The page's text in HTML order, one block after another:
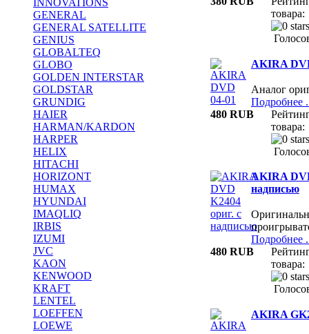
INNOVATIONS
GENERAL
GENERAL SATELLITE
GENIUS
GLOBALTEQ
GLOBO
GOLDEN INTERSTAR
GOLDSTAR
GRUNDIG
HAIER
HARMAN/KARDON
HARPER
HELIX
HITACHI
HORIZONT
HUMAX
HYUNDAI
IMAQLIQ
IRBIS
IZUMI
JVC
KAON
KENWOOD
KRAFT
LENTEL
LOEFFEN
LOEWE
товара:
AKIRA
Аналог
Подробнее
480 RUB
товара:
AKIRA
надписью
Подробнее
480 RUB
товара:
AKIRA